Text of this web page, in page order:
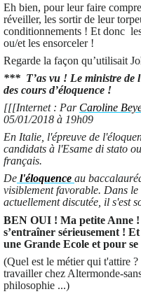
Eh bien, pour leur faire
réveiller, les sortir de leur
conditionnements ! Et donc
ou/et les ensorceler !
Regarde la façon qu’utilisait
*** T’as vu ! Le ministre de
des cours d’éloquence !
[[[Internet : Par Caroline
05/01/2018 à 19h09
En Italie, l'épreuve de
candidats à l'Esame di stato
français.
De l'éloquence au
visiblement favorable. Dans le
actuellement discutée, il s'est
BEN OUI ! Ma petite Anne
s’entraîner sérieusement !
une Grande Ecole et pour se
(Quel est le métier qui t'attire
travailler chez Altermonde-
philosophie ...)